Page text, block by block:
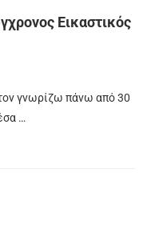
Εικαστικός
γνωρίζω πάνω από 30
…